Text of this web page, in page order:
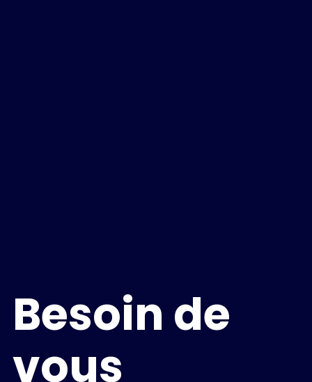
Besoin de
vous